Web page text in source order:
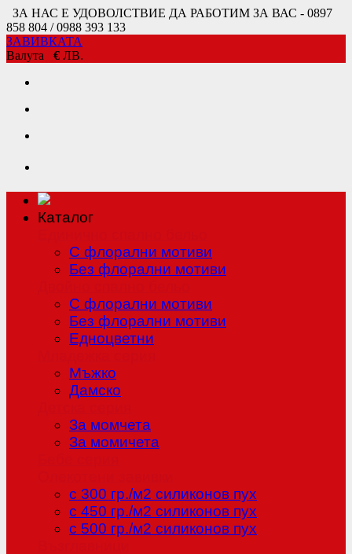
ЗА НАС Е УДОВОЛСТВИЕ ДА РАБОТИМ ЗА ВАС - 0897
858 804 / 0988 393 133
ЗАВИВКАТА
Валута € ЛВ.
Каталог
С флорални мотиви
Без флорални мотиви
С флорални мотиви
Без флорални мотиви
Едноцветни
Мъжко
Дамско
За момчета
За момичета
с 300 гр./м2 силиконов пух
с 450 гр./м2 силиконов пух
с 500 гр./м2 силиконов пух